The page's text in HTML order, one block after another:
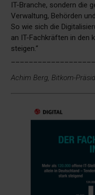
IT-Branche, sondern die
Verwaltung, Behörden
So wie sich die
an IT-Fachkräften in den
steigen.“
Achim Berg, Bitkom-